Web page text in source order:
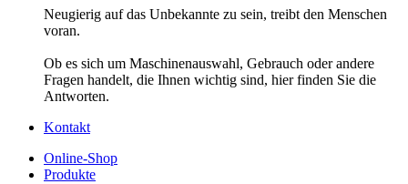
Neugierig auf das Unbekannte zu sein, treibt den Menschen
voran.
Ob es sich um Maschinenauswahl, Gebrauch oder andere
Fragen handelt, die Ihnen wichtig sind, hier finden Sie die
Antworten.
Kontakt
Online-Shop
Produkte